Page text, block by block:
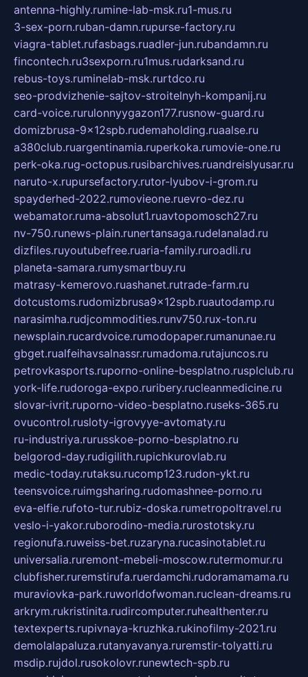
antenna-highly.rumine-lab-msk.ru1-mus.ru
3-sex-porn.ruban-damn.rupurse-factory.ru
viagra-tablet.rufasbags.ruadler-jun.rubandamn.ru
fincontech.ru3sexporn.ru1mus.rudarksand.ru
rebus-toys.ruminelab-msk.rurtdco.ru
seo-prodvizhenie-sajtov-stroitelnyh-kompanij.ru
card-voice.rurulonnyygazon177.rusnow-guard.ru
domizbrusa-9x12spb.rudemaholding.ruaalse.ru
a380club.ruargentinamia.ruperkoka.rumovie-one.ru
perk-oka.rug-octopus.rusibarchives.ruandreislyusar.ru
naruto-x.rupursefactory.rutor-lyubov-i-grom.ru
spayderhed-2022.rumovieone.ruevro-dez.ru
webamator.ruma-absolut1.ruavtopomosch27.ru
nv-750.runews-plain.runertansaga.rudelanalad.ru
dizfiles.ruyoutubefree.ruaria-family.ruroadli.ru
planeta-samara.rumysmartbuy.ru
matrasy-kemerovo.ruashanet.rutrade-farm.ru
dotcustoms.rudomizbrusa9x12spb.ruautodamp.ru
narasimha.rudjcommodities.runv750.rux-ton.ru
newsplain.rucardvoice.rumodopaper.rumanunae.ru
gbget.rualfeihavsalnassr.rumadoma.rutajuncos.ru
petrovkasports.ruporno-online-besplatno.rusplclub.ru
york-life.rudoroga-expo.ruribery.rucleanmedicine.ru
slovar-ivrit.ruporno-video-besplatno.ruseks-365.ru
ovucontrol.rusloty-igrovyye-avtomaty.ru
ru-industriya.rurusskoe-porno-besplatno.ru
belgorod-day.rudigilith.rupichkurovlab.ru
medic-today.rutaksu.rucomp123.rudon-ykt.ru
teensvoice.ruimgsharing.rudomashnee-porno.ru
eva-elfie.rufoto-tur.rubiz-doska.rumetropoltravel.ru
veslo-i-yakor.ruborodino-media.rurostotsky.ru
regionufa.ruweiss-bet.ruzaryna.rucasinotablet.ru
universalia.ruremont-mebeli-moscow.rutermomur.ru
clubfisher.ruremstirufa.ruerdamchi.rudoramamama.ru
muraviovka-park.ruworldofwoman.ruclean-dreams.ru
arkrym.rukristinita.rudircomputer.ruhealthenter.ru
textexperts.rupivnaya-kruzhka.rukinofilmy-2021.ru
demolalapaluza.rutanyavanya.ruremstir-tolyatti.ru
msdip.rujdol.rusokolovr.runewtech-spb.ru